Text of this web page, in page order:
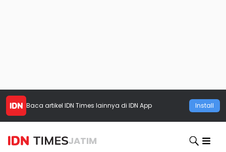
Baca artikel IDN Times lainnya di IDN App Install
JATIM